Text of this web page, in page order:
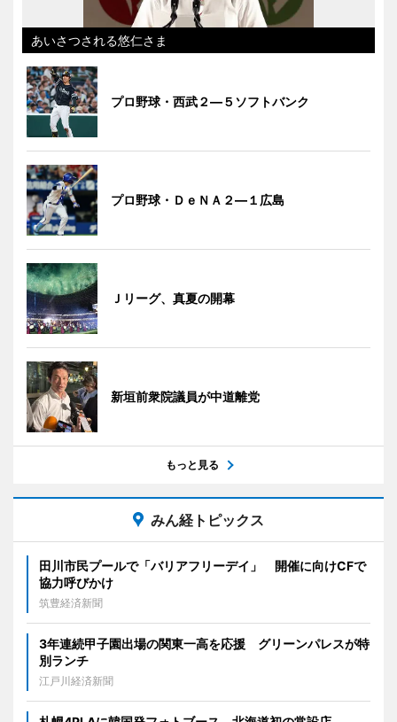
あいさつされる悠仁さま
プロ野球・西武２―５ソフトバンク
プロ野球・ＤｅＮＡ２―１広島
Ｊリーグ、真夏の開幕
新垣前衆院議員が中道離党
もっと見る
みん経トピックス
田川市民プールで「バリアフリーデイ」 開催に向けCFで
協力呼びかけ
筑豊経済新聞
3年連続甲子園出場の関東一高を応援 グリーンパレスが特
別ランチ
江戸川経済新聞